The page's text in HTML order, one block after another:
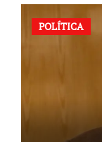
POLÍTICA